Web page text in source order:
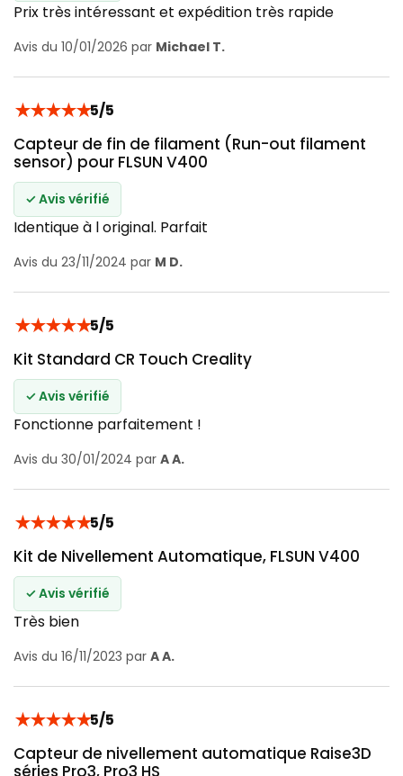
Prix très intéressant et expédition très rapide
Avis du 10/01/2026 par Michael T.
★★★★★5/5
Capteur de fin de filament (Run-out filament
sensor) pour FLSUN V400
✓ Avis vérifié
Identique à l original. Parfait
Avis du 23/11/2024 par M D.
★★★★★5/5
Kit Standard CR Touch Creality
✓ Avis vérifié
Fonctionne parfaitement !
Avis du 30/01/2024 par A A.
★★★★★5/5
Kit de Nivellement Automatique, FLSUN V400
✓ Avis vérifié
Très bien
Avis du 16/11/2023 par A A.
★★★★★5/5
Capteur de nivellement automatique Raise3D
séries Pro3, Pro3 HS